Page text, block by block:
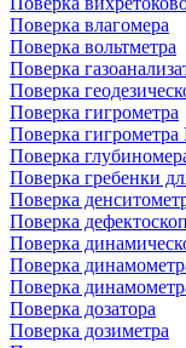
Поверка влагомера
Поверка вольтметра
Поверка
Поверка
Поверка гигрометра
Поверка
Поверка
Поверка гребенки
Поверка
Поверка
Поверка
Поверка
Поверка
Поверка дозатора
Поверка дозиметра